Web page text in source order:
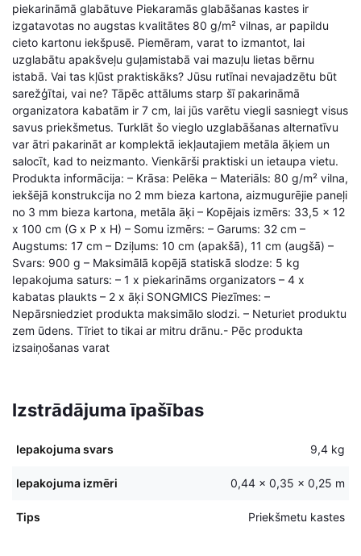
piekarināmā glabātuve Piekaramās glabāšanas kastes ir
izgatavotas no augstas kvalitātes 80 g/m² vilnas, ar papildu
cieto kartonu iekšpusē. Piemēram, varat to izmantot, lai
uzglabātu apakšveļu guļamistabā vai mazuļu lietas bērnu
istabā. Vai tas kļūst praktiskāks? Jūsu rutīnai nevajadzētu būt
sarežģītai, vai ne? Tāpēc attālums starp šī pakarināmā
organizatora kabatām ir 7 cm, lai jūs varētu viegli sasniegt visus
savus priekšmetus. Turklāt šo vieglo uzglabāšanas alternatīvu
var ātri pakarināt ar komplektā iekļautajiem metāla āķiem un
salocīt, kad to neizmanto. Vienkārši praktiski un ietaupa vietu.
Produkta informācija: – Krāsa: Pelēka – Materiāls: 80 g/m² vilna,
iekšējā konstrukcija no 2 mm bieza kartona, aizmugurējie paneļi
no 3 mm bieza kartona, metāla āķi – Kopējais izmērs: 33,5 x 12
x 100 cm (G x P x H) – Somu izmērs: – Garums: 32 cm –
Augstums: 17 cm – Dziļums: 10 cm (apakšā), 11 cm (augšā) –
Svars: 900 g – Maksimālā kopējā statiskā slodze: 5 kg
Iepakojuma saturs: – 1 x piekarināms organizators – 4 x
kabatas plaukts – 2 x āķi SONGMICS Piezīmes: –
Nepārsniedziet produkta maksimālo slodzi. – Neturiet produktu
zem ūdens. Tīriet to tikai ar mitru drānu.- Pēc produkta
izsaiņošanas varat
Izstrādājuma īpašības
Iepakojuma svars 9,4 kg
Iepakojuma izmēri 0,44 × 0,35 × 0,25 m
Tips Priekšmetu kastes